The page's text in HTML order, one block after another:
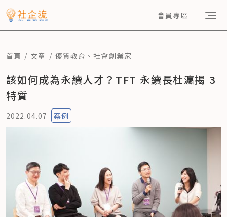
會員專區
首頁 文章 優質教育 、社會創業家
該如何成為永續人才？TFT 永續長杜瀛揭 3
特質
2022.04.07 案例